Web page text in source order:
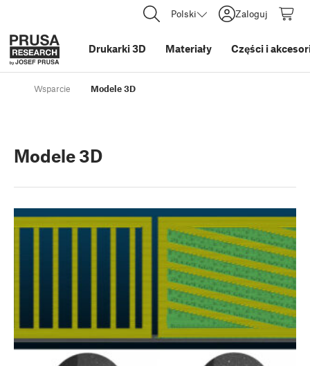
Polski Zaloguj
Drukarki 3D Materiały Części i
Wsparcie Modele 3D
Modele 3D